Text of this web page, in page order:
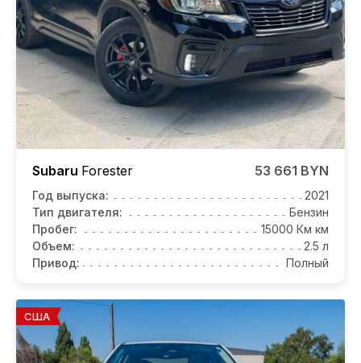
Subaru Forester 53 661 BYN
Год выпуска:
2021
Тип двигателя:
Бензин
Пробег:
15000 Км км
Объем:
2.5 л
Привод:
Полный
США